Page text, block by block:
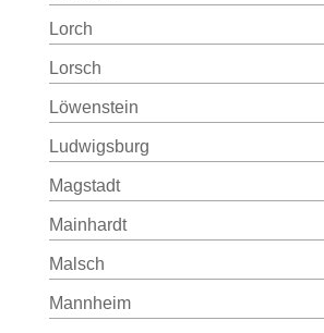
Lorch
Lorsch
Löwenstein
Ludwigsburg
Magstadt
Mainhardt
Malsch
Mannheim